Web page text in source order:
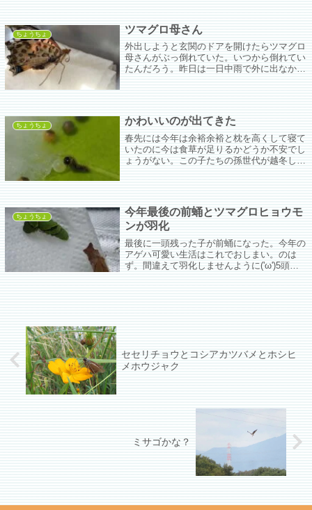
ちょうちょ ツマグロ母さん
外出しようと玄関のドアを開けたらツマグロ
母さんがぶっ倒れていた。いつから倒れてい
たんだろう。昨日は一日中雨で外に出なかっ
ちょうちょ かわいいのが出てきた
春先には今年は余裕余裕と枕を高くして寝て
いたのに今は食草が足りるかどうか不安でし
ょうがない。この子たちの孫世代が越冬して
ちょうちょ
今年最後の前蛹とツマグロヒョウモ
ンが羽化
最後に一頭残った子が前蛹になった。今年の
アゲハ可愛い生活はこれでおしまい。のは
ず。間違えて羽化しませんように('ω')5頭分
セセリチョウとコシアカツバメとホシヒ
メホウジャク
ミサゴかな？